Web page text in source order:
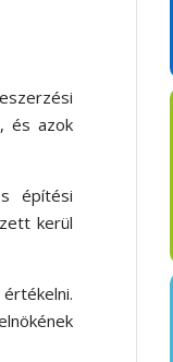
és azok
építési
kerül